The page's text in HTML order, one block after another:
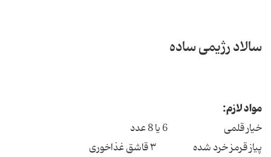
سالاد رژیمی ساده
مواد لازم:
خیار قلمی 6 یا 8 عدد
پیاز قرمز خرد شده ۳ قاشق غذاخوری